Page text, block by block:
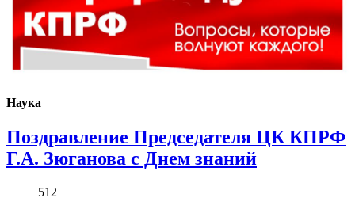
Наука
Поздравление Председателя ЦК КПРФ
Г.А. Зюганова с Днем знаний
512